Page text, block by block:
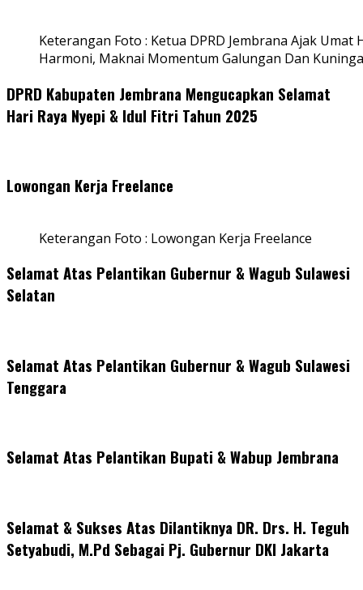
Keterangan Foto : Ketua DPRD Jembrana Ajak
Harmoni, Maknai Momentum Galungan Dan
DPRD Kabupaten Jembrana Mengucapkan Selamat
Hari Raya Nyepi & Idul Fitri Tahun 2025
Lowongan Kerja Freelance
Keterangan Foto : Lowongan Kerja Freelance
Selamat Atas Pelantikan Gubernur & Wagub Sulawesi
Selatan
Selamat Atas Pelantikan Gubernur & Wagub Sulawesi
Tenggara
Selamat Atas Pelantikan Bupati & Wabup Jembrana
Selamat & Sukses Atas Dilantiknya DR. Drs. H. Teguh
Setyabudi, M.Pd Sebagai Pj. Gubernur DKI Jakarta